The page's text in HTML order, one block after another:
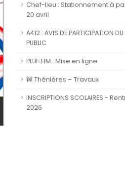
Chef-lieu : Stationnement à
20 avril
A412 : AVIS DE PARTICIPATION DU
PUBLIC
PLUI-HM : Mise en ligne
🚧 Thénières – Travaux
INSCRIPTIONS SCOLAIRES -
2026